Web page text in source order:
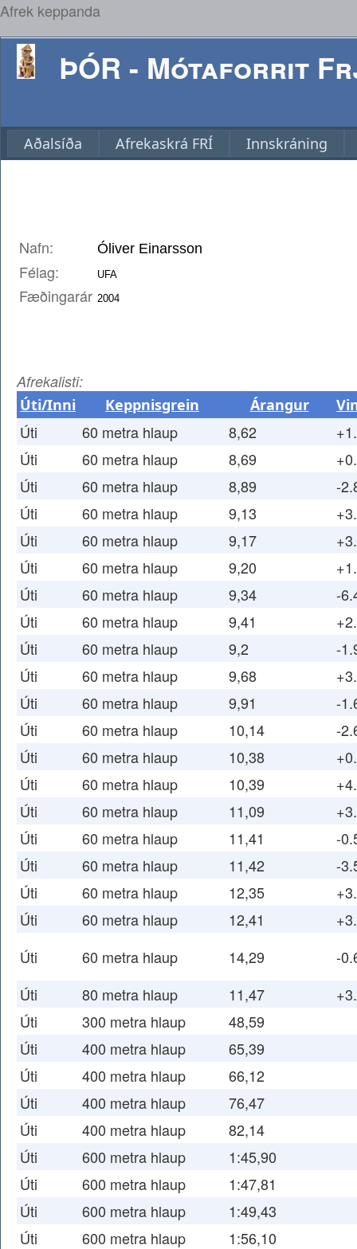
Afrek keppanda
ÞÓR - Mótaforrit
Aðalsíða Afrekaskrá FRÍ Innskráning
Nafn:
Félag:
Fæðingarár
Afrekalisti:
Úti/Inni Keppnisgrein Árangur
Úti 60 metra hlaup 8,62
Úti
60 metra hlaup 8,69
Úti
60 metra hlaup 8,89
-
Úti
60 metra hlaup 9,13
Úti
60 metra hlaup 9,17
Úti
60 metra hlaup 9,20
Úti
60 metra hlaup 9,34
-
Úti
60 metra hlaup 9,41
Úti
60 metra hlaup 9,2
-
Úti
60 metra hlaup 9,68
Úti
60 metra hlaup 9,91
-
Úti
60 metra hlaup 10,14
-
Úti
60 metra hlaup 10,38
Úti
60 metra hlaup 10,39
Úti
60 metra hlaup 11,09
Úti
60 metra hlaup 11,41
-
Úti
60 metra hlaup 11,42
-
Úti
60 metra hlaup 12,35
Úti
60 metra hlaup 12,41
Úti
60 metra hlaup 14,29
-
Úti
80 metra hlaup 11,47
Úti
300 metra hlaup
48,59
Úti
400 metra hlaup
65,39
Úti
400 metra hlaup
66,12
Úti
400 metra hlaup
76,47
Úti
400 metra hlaup
82,14
Úti
600 metra hlaup
1:45,90
Úti
600 metra hlaup
1:47,81
Úti
600 metra hlaup
1:49,43
Úti
600 metra hlaup
1:56,10